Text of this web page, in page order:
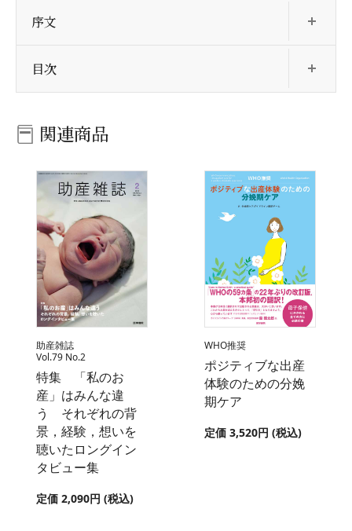
序文
目次
関連商品
助産雑誌
Vol.79 No.2
特集 「私のお
産」はみんな違
う それぞれの背
景，経験，想いを
聴いたロングイン
タビュー集
定価 2,090円 (税込)
WHO推奨
ポジティブな出産
体験のための分娩
期ケア
定価 3,520円 (税込)